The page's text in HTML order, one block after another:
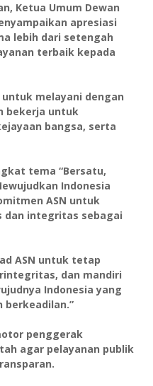
Ketua Umum Dewan
apresiasi
lebih dari setengah
terbaik kepada
melayani dengan
bekerja untuk
bangsa, serta
tema “Bersatu,
Indonesia
ASN untuk
dan integritas sebagai
ASN untuk tetap
dan mandiri
Indonesia yang
berkeadilan.”
penggerak
agar pelayanan publik